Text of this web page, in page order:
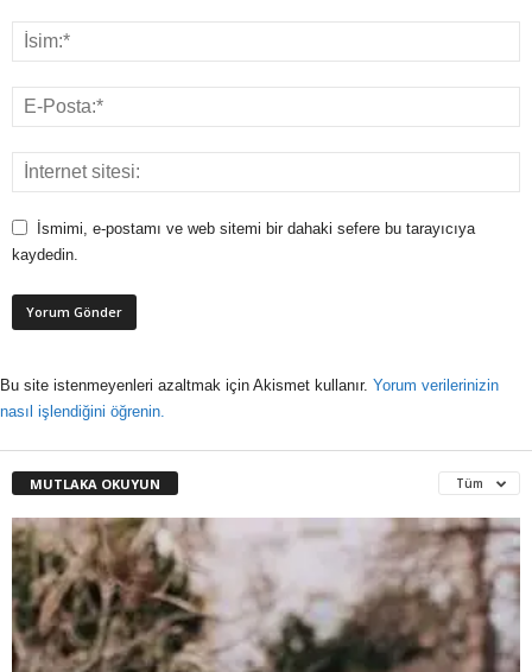
İsmimi, e-postamı ve web sitemi bir dahaki sefere bu tarayıcıya
kaydedin.
Bu site istenmeyenleri azaltmak için Akismet kullanır. Yorum verilerinizin
nasıl işlendiğini öğrenin.
MUTLAKA OKUYUN Tüm